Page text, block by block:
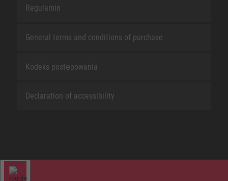
Regulamin
General terms and conditions of purchase
Kodeks postępowania
Declaration of accessibility